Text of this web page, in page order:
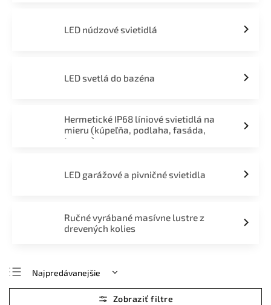
LED núdzové svietidlá
LED svetlá do bazéna
Hermetické IP68 líniové svietidlá na
mieru (kúpeľňa, podlaha, fasáda,
terasa)
LED garážové a pivničné svietidla
Ručné vyrábané masívne lustre z
drevených kolies
Najpredávanejšie
Najlacnejšie